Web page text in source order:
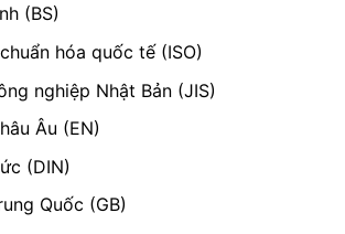
(BS)
hóa quốc tế (ISO)
nghiệp Nhật Bản (JIS)
Âu (EN)
(DIN)
Quốc (GB)